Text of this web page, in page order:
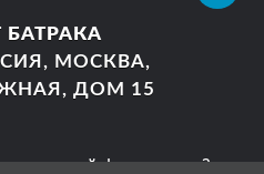
БАТРАКА
МОСКВА,
ДОМ 15
фундамент?